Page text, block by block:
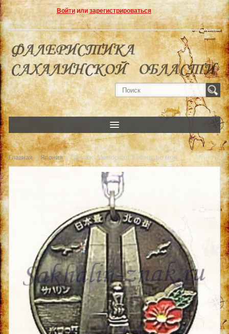
Войтиили зарегистрироваться
Главная » Япония» Брелок. Мемориал Хёсэцу-но мон